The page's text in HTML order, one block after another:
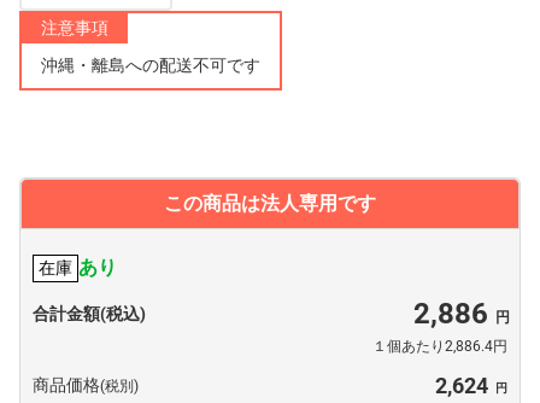
注意事項
沖縄・離島への配送不可です
この商品は法人専用です
在庫 あり
合計金額(税込) 2,886
１個あたり2,886.4円
商品価格(税別) 2,624